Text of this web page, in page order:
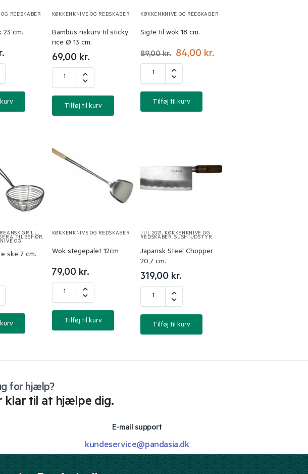
REDSKABER
23 cm.
KØKKENKNIVE OG REDSKABER
Bambus riskurv til sticky
rice Ø 13 cm.
69,00 kr.
Tilføj til kurv
KØKKENKNIVE OG REDSKABER
Sigte til wok 18 cm.
89,00kr. 84,00 kr.
Tilføj til kurv
GRILL,
& TILBEHØR,
OG
ske 7 cm.
KØKKENKNIVE OG REDSKABER
Wok stegepalet 12cm
79,00 kr.
Tilføj til kurv
JUL 2021, KØKKENKNIVE OG
REDSKABER,SUSHIUDSTYR
Japansk Steel Chopper
20,7 cm.
319,00 kr.
Tilføj til kurv
for hjælp?
klar til at hjælpe dig.
E-mail support
kundeservice@pandasia.dk